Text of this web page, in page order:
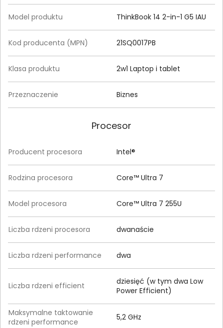
Model produktu ThinkBook 14 2-in-1 G5 IAU
Kod producenta (MPN) 21SQ0017PB
Klasa produktu 2w1 Laptop i tablet
Przeznaczenie Biznes
Procesor
Producent procesora Intel®
Rodzina procesora Core™ Ultra 7
Model procesora Core™ Ultra 7 255U
Liczba rdzeni procesora dwanaście
Liczba rdzeni performance dwa
Liczba rdzeni efficient
dziesięć (w tym dwa Low
Power Efficient)
Maksymalne taktowanie
rdzeni performance
5,2 GHz